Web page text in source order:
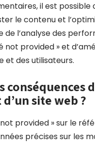
il est
le contenu et
l’analyse des
not provided » et
et des utilisateurs.
conséquences
site web ?
provided » sur le
précises sur les